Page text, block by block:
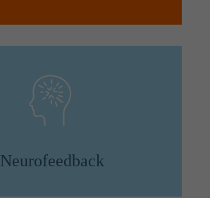
Neurofeedback